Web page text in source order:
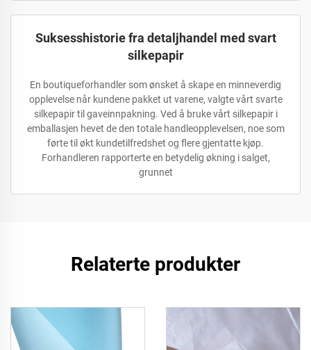
Suksesshistorie fra detaljhandel med svart
silkepapir
En boutiqueforhandler som ønsket å skape en minneverdig
opplevelse når kundene pakket ut varene, valgte vårt svarte
silkepapir til gaveinnpakning. Ved å bruke vårt silkepapir i
emballasjen hevet de den totale handleopplevelsen, noe som
førte til økt kundetilfredshet og flere gjentatte kjøp.
Forhandleren rapporterte en betydelig økning i salget,
grunnet
Relaterte produkter